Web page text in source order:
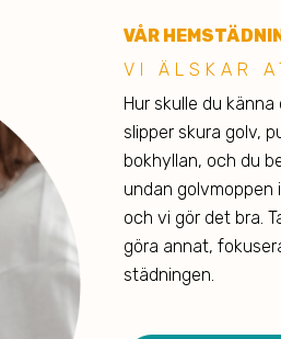
VÅR
VI ÄLSK AR
Hur skulle du
slipper skura golv,
bokhyllan, och du
undan golvmoppen
och vi gör det bra.
göra annat,
städningen.